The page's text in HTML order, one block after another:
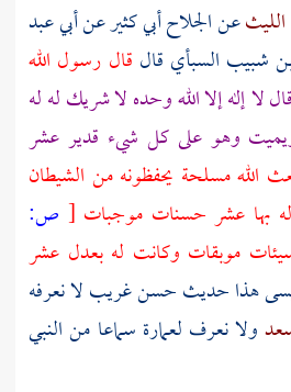
الليثعنالجلاح أبي كثيرعنأبي عبد
شبيب السبأي قال قال رسول الله
لا إله إلا الله وحده لا شريك له له
وهو على كل شيء قدير عشر
الله مسلحة يحفظونه من الشيطان
بها عشر حسنات موجبات [ ص:
موبقات وكانت له بعدل عشر
هذا حديث حسن غريب لا نعرفه
ولا نعرف لعمارة سماعا من النبي